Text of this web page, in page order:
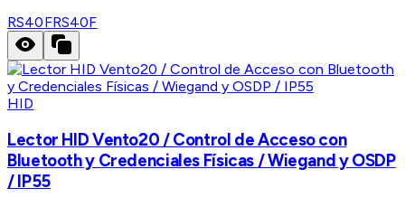
RS40FRS40F
HID
Lector HID Vento20 / Control de Acceso con
Bluetooth y Credenciales Físicas / Wiegand y OSDP
/ IP55